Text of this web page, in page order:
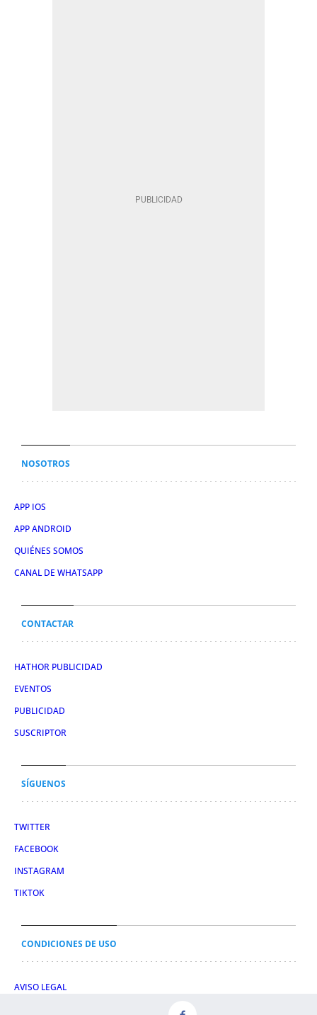
NOSOTROS
APP IOS
APP ANDROID
QUIÉNES SOMOS
CANAL DE WHATSAPP
CONTACTAR
HATHOR PUBLICIDAD
EVENTOS
PUBLICIDAD
SUSCRIPTOR
SÍGUENOS
TWITTER
FACEBOOK
INSTAGRAM
TIKTOK
CONDICIONES DE USO
AVISO LEGAL